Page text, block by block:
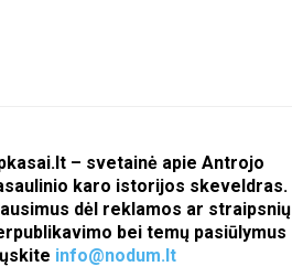
– svetainė apie Antrojo
karo istorijos skeveldras.
dėl reklamos ar straipsnių
bei temų pasiūlymus
info@nodum.lt